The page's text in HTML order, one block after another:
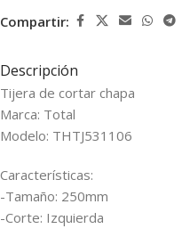
Compartir:
Descripción
Tijera de cortar chapa
Marca: Total
Modelo: THTJ531106
Características:
-Tamaño: 250mm
-Corte: Izquierda